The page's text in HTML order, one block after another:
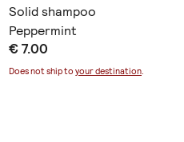
Solid shampoo
Peppermint
€ 7.00
Does not ship to your destination.